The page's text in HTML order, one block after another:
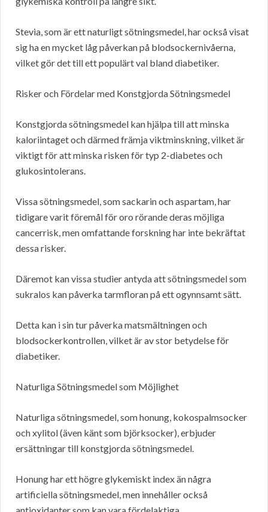
Stevia, som är ett naturligt sötningsmedel, har också visat
sig ha en mycket låg påverkan på blodsockernivåerna,
vilket gör det till ett populärt val bland diabetiker.
Risker och Fördelar med Konstgjorda Sötningsmedel
Konstgjorda sötningsmedel kan hjälpa till att minska
kaloriintaget och därmed främja viktminskning, vilket är
viktigt för att minska risken för typ 2-diabetes och
glukosintolerans.
Vissa sötningsmedel, som sackarin och aspartam, har
tidigare varit föremål för oro rörande deras möjliga
cancerrisk, men omfattande forskning har inte bekräftat
dessa risker.
Däremot kan vissa studier antyda att sötningsmedel som
sukralos kan påverka tarmfloran på ett ogynnsamt sätt.
Detta kan i sin tur påverka matsmältningen och
blodsockerkontrollen, vilket är av stor betydelse för
diabetiker.
Naturliga Sötningsmedel som Möjlighet
Naturliga sötningsmedel, som honung, kokospalmsocker
och xylitol (även känt som björksocker), erbjuder
ersättningar till konstgjorda sötningsmedel.
Honung har ett högre glykemiskt index än några
artificiella sötningsmedel, men innehåller också